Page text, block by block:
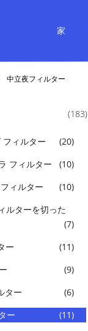
家
中立夜フィルター
(183)
フィルター
(20)
フィルター
(10)
ィルター
(10)
ルターを切った
(7)
ー
(11)
(9)
ター
(6)
ー
(11)